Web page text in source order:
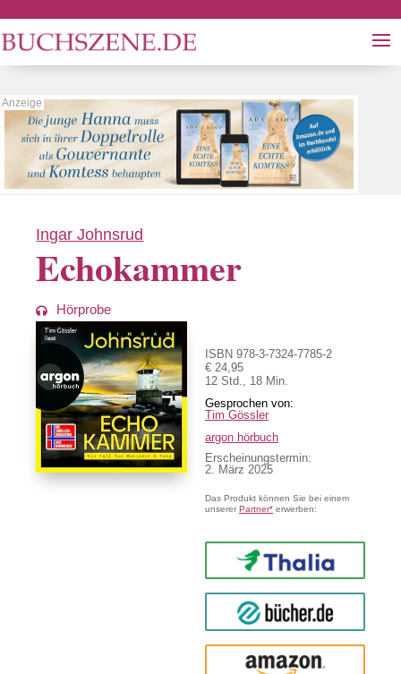
Ingar Johnsrud
Echokammer
Hörprobe
ISBN 978-3-7324-7785-2
€ 24,95
12 Std., 18 Min.
Tim Gössler
argon hörbuch
Erscheinungstermin:
2. März 2025
Das Produkt können Sie bei einem
unsererPartner* erwerben:
Thalia
buecher.de
Amazon